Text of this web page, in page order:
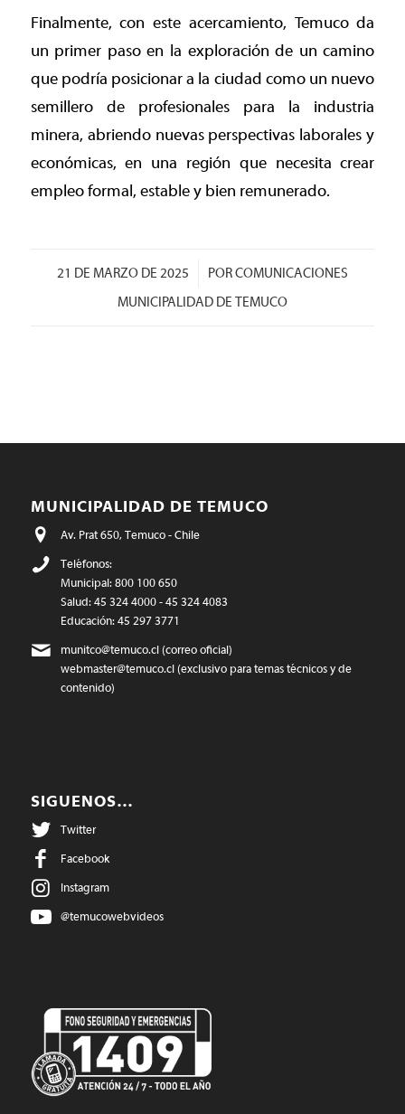
Finalmente, con este acercamiento, Temuco da
un primer paso en la exploración de un camino
que podría posicionar a la ciudad como un nuevo
semillero de profesionales para la industria
minera, abriendo nuevas perspectivas laborales y
económicas, en una región que necesita crear
empleo formal, estable y bien remunerado.
21 DE MARZO DE 2025
/ PORCOMUNICACIONES
MUNICIPALIDAD DE TEMUCO
MUNICIPALIDAD DE TEMUCO
Av. Prat 650, Temuco - Chile
Teléfonos:
Municipal: 800 100 650
Salud: 45 324 4000 - 45 324 4083
Educación: 45 297 3771
munitco@temuco.cl(correo oficial)
webmaster@temuco.cl(exclusivo para temas técnicos y de
contenido)
SIGUENOS…
Twitter
Facebook
Instagram
@temucowebvideos